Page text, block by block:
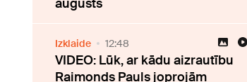
augusts
Izklaide 12:48
VIDEO: Lūk, ar kādu aizrautību
Raimonds Pauls joprojām